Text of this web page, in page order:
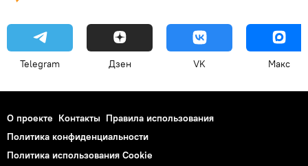
Telegram Дзен VK Макс
О проекте Контакты Правила использования
Политика конфиденциальности
Политика использования Cookie